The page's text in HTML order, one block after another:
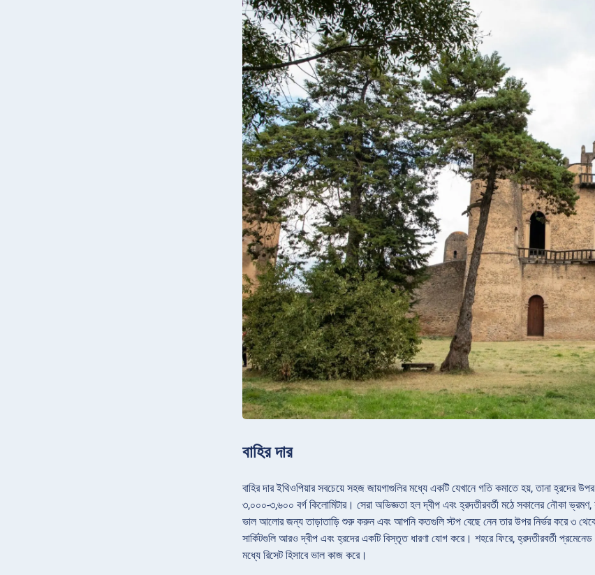
বাহির দার
বাহির দার ইথিওপিয়ার সবচেয়ে সহজ জায়গাগুলির মধ্যে একটি যেখানে গতি কমাতে হয়, তানা হ্রদের
৩,০০০-৩,৬০০ বর্গ কিলোমিটার। সেরা অভিজ্ঞতা হল দ্বীপ এবং হ্রদতীরবর্তী মঠে সকালের নৌকা
ভাল আলোর জন্য তাড়াতাড়ি শুরু করুন এবং আপনি কতগুলি স্টপ বেছে নেন তার উপর নির্ভর করে ৩ থেকে
সার্কিটগুলি আরও দ্বীপ এবং হ্রদের একটি বিস্তৃত ধারণা যোগ করে। শহরে ফিরে, হ্রদতীরবর্তী
মধ্যে রিসেট হিসাবে ভাল কাজ করে।